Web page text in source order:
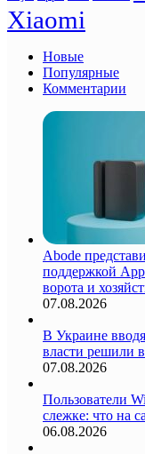
Xiaomi
Новые
Популярные
Комментарии
Abode
поддержкой
ворота и
07.08.2026
В Украине
власти решили
07.08.2026
Пользователи
слежке: что на
06.08.2026